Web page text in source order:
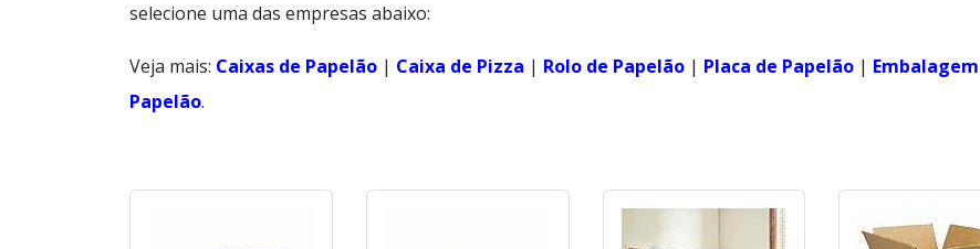
selecione uma das empresas abaixo:
Veja mais: Caixas de Papelão | Caixa de Pizza | Rolo de Papelão | Placa de Papelão |
Papelão.